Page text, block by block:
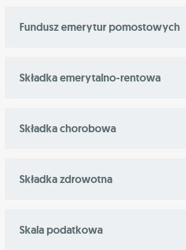
Fundusz emerytur pomostowych
Składka emerytalno-rentowa
Składka chorobowa
Składka zdrowotna
Skala podatkowa